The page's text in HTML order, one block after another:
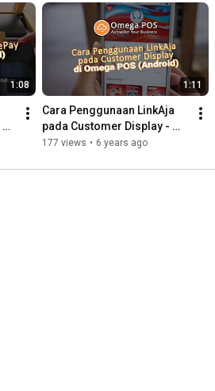
1:08 1:11
Cara Penggunaan LinkAja
pada Customer Display -
Omega POS (Android)
177 views • 6 years ago